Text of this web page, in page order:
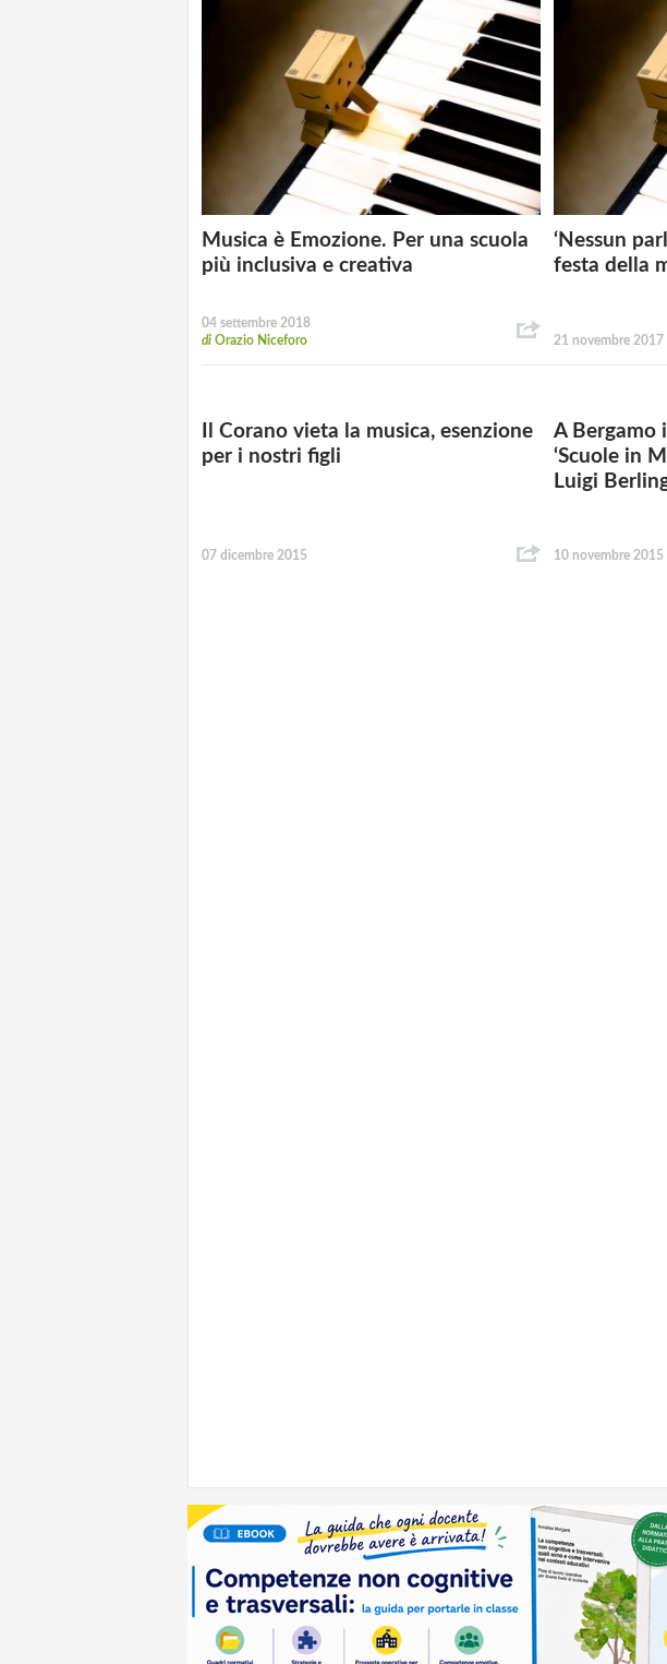
Musica è Emozione. Per una scuola
più inclusiva e creativa
04 settembre 2018
di Orazio Niceforo
‘Nessun
festa della
21 novembre 2017
Il Corano vieta la musica, esenzione
per i nostri figli
07 dicembre 2015
A Bergamo
‘Scuole in
Luigi
10 novembre 2015